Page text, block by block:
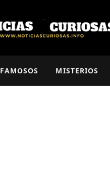
FAMOSOS MISTERIOS